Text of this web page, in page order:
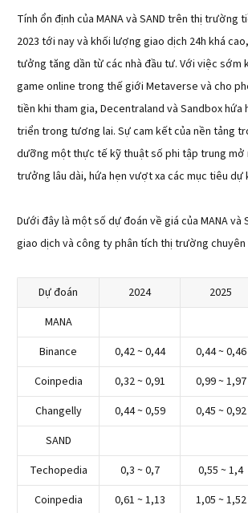
Tính ổn định của MANA và SAND trên thị trường
2023 tới nay và khối lượng giao dịch 24h khá
tưởng tăng dần từ các nhà đầu tư. Với việc sớm
game online trong thế giới Metaverse và cho
tiền khi tham gia, Decentraland và Sandbox
triển trong tương lai. Sự cam kết của nền tảng
dưỡng một thực tế kỹ thuật số phi tập trung mở
trưởng lâu dài, hứa hẹn vượt xa các mục tiêu dự
Dưới đây là một số dự đoán về giá của MANA và
giao dịch và công ty phân tích thị trường
Dự đoán 2024 2025
MANA
Binance
0,42 ~ 0,44 0,44 ~ 0,46
Coinpedia
0,32 ~ 0,91 0,99 ~ 1,97
Changelly
0,44 ~ 0,59 0,45 ~ 0,92
SAND
Techopedia
0,3 ~ 0,7 0,55 ~ 1,4
Coinpedia
0,61 ~ 1,13 1,05 ~ 1,52